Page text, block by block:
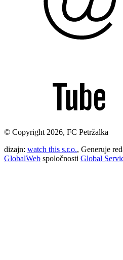
© Copyright 2026, FC Petržalka
dizajn: watch this s.r.o., Generuje
GlobalWeb spoločnosti Global